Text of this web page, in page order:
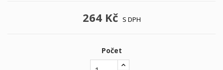
264 Kč S DPH
Počet